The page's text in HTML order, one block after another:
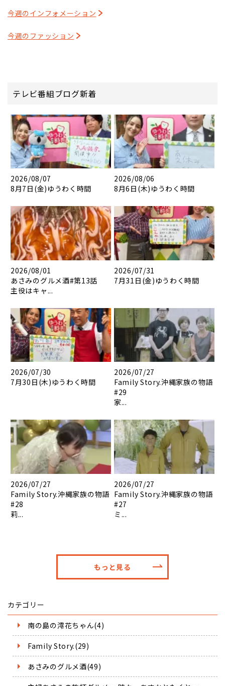
今週のインフォメーション
今週のファッション
テレビ番組ブログ新着
2026/08/07
8月7日(金)ゆうわく時間
2026/08/06
8月6日(木)ゆうわく時間
2026/08/01
あさみのグルメ酒#第13話
主役はキャ...
2026/07/31
7月31日(金)ゆうわく時間
2026/07/30
7月30日(木)ゆうわく時間
2026/07/27
Family Story.沖縄家族の物語
#29
家...
2026/07/27
Family Story.沖縄家族の物語
#28
莉...
2026/07/27
Family Story.沖縄家族の物語
#27
ミ...
もっと見る
カテゴリー
南の島の澪花ちゃん(4)
Family Story.(29)
あさみのグルメ酒(49)